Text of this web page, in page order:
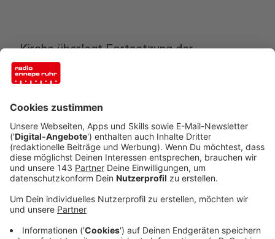
Kirche überlegt Fortsetzung der
Vesperkirche
Anzeige
Weil die Aktion in Hattingen so gut ankam, soll sie wohl
fortgesetzt werden. In den letzten Tagen waren
täglich um die 200 Leute in die St.-Georgs Kirche nach
Hattingen gekommen. Dort gab es u.a. Königsberger
Klopse, Hühnerfrikasse, Kuchen und Waffeln. Mehr zur
Vesperkirche findet ihrhier.
Anzeige